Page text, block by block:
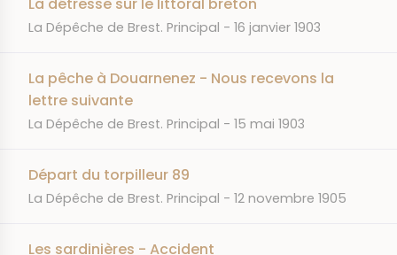
JOURNAL
La Dépêche de Brest. Principal DATE
16 janvier 1903
La pêche à Douarnenez - Nous recevons la
lettre suivante
JOURNAL
La Dépêche de Brest. Principal DATE
15 mai 1903
Départ du torpilleur 89
JOURNAL
La Dépêche de Brest. Principal DATE
12 novembre 1905
Les sardinières - Accident